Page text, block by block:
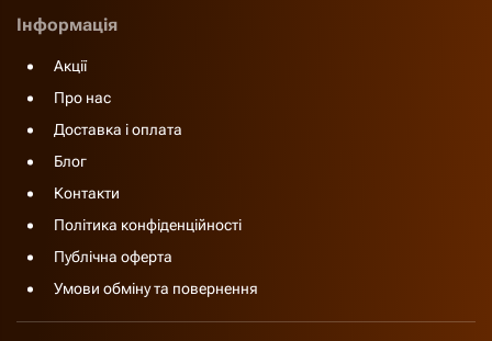
Інформація
Акції
Про нас
Доставка і оплата
Блог
Контакти
Політика конфіденційності
Публічна оферта
Умови обміну та повернення